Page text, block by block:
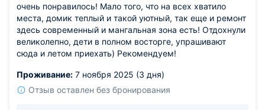
очень понравилось! Мало того, что на всех хватило
места, домик теплый и такой уютный, так еще и ремонт
здесь современный и мангальная зона есть! Отдохнули
великолепно, дети в полном восторге, упрашивают
сюда и летом приехать) Рекомендуем!
Проживание: 7 ноября 2025 (3 дня)
Отзыв оставлен без бронирования